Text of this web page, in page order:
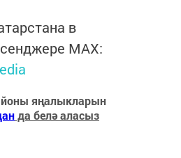
в
MАХ:
яңалыкларын
да белә аласыз